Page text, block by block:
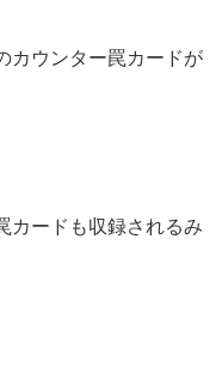
カウンター罠カードが
カードも収録されるみ